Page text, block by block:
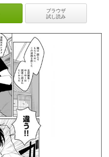
ブラウザ
試し読み